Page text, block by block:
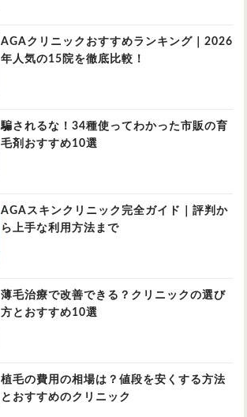
AGAクリニックおすすめランキング｜2026
年人気の15院を徹底比較！
騙されるな！34種使ってわかった市販の育
毛剤おすすめ10選
AGAスキンクリニック完全ガイド｜評判か
ら上手な利用方法まで
薄毛治療で改善できる？クリニックの選び
方とおすすめ10選
植毛の費用の相場は？値段を安くする方法
とおすすめのクリニック